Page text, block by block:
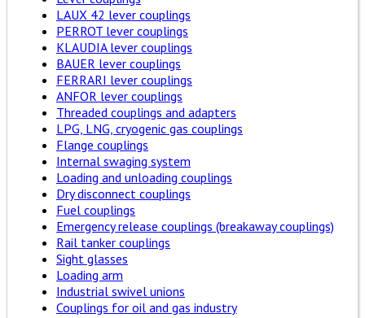
LAUX 42 lever couplings
PERROT lever couplings
KLAUDIA lever couplings
BAUER lever couplings
FERRARI lever couplings
ANFOR lever couplings
Threaded couplings and adapters
LPG, LNG, cryogenic gas couplings
Flange couplings
Internal swaging system
Loading and unloading couplings
Dry disconnect couplings
Fuel couplings
Emergency release couplings (breakaway couplings)
Rail tanker couplings
Sight glasses
Loading arm
Industrial swivel unions
Couplings for oil and gas industry